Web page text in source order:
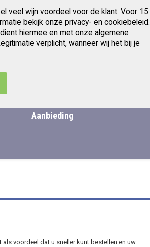
veel wijn voordeel voor de klant. Voor 15
bekijk onze privacy- en cookiebeleid.
hiermee en met onze algemene
verplicht, wanneer wij het bij je
Gratis afhalen in Utrecht
Aanbieding
als voordeel dat u sneller kunt bestellen en uw